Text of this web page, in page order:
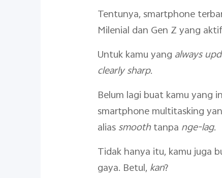
Tentunya, smartphone
Milenial dan Gen Z yang
Untuk kamu yang always
clearly sharp.
Belum lagi buat kamu yang
smartphone multitasking
aliassmoothtanpa nge-lag.
Tidak hanya itu, kamu juga
gaya. Betul, kan?